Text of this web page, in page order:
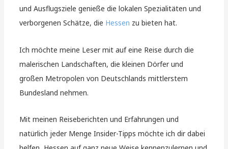
und Ausflugsziele genieße die lokalen Spezialitäten und
verborgenen Schätze, die Hessen zu bieten hat.
Ich möchte meine Leser mit auf eine Reise durch die
malerischen Landschaften, die kleinen Dörfer und
großen Metropolen von Deutschlands mittlerstem
Bundesland nehmen.
Mit meinen Reiseberichten und Erfahrungen und
natürlich jeder Menge Insider-Tipps möchte ich dir dabei